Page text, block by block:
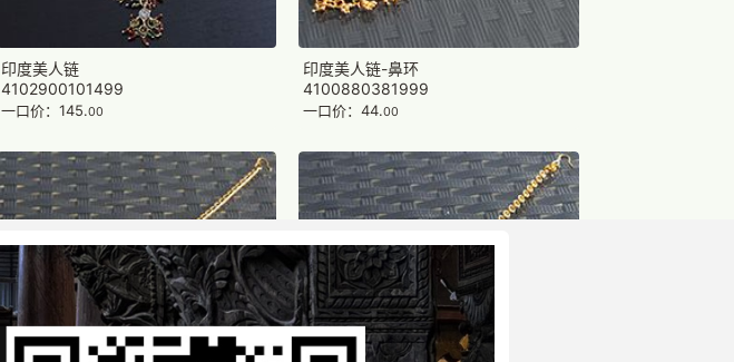
印度美人链
4102900101499
一口价：145.00
印度美人链-鼻环
4100880381999
一口价：44.00